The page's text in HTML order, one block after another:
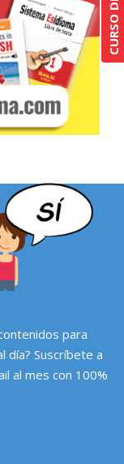
para
día? Suscríbete a
al mes con 100%